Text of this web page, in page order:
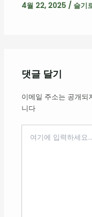
4월 22, 2025 / 슬기
댓글 달기
이메일 주소는 공개되
니다